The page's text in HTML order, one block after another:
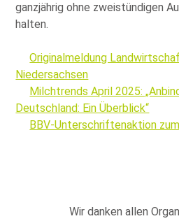
ganzjährig ohne zweistündigen
halten.
Originalmeldung
Niedersachsen
Milchtrends April 2025:
Deutschland: Ein Überblick“
BBV-Unterschriftenaktion
Wir danken allen